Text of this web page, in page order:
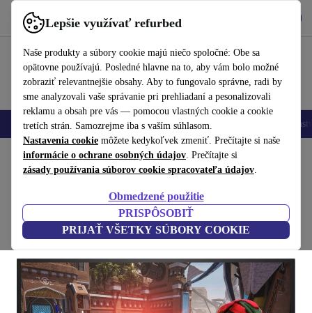
Lepšie využívať refurbed
Naše produkty a súbory cookie majú niečo spoločné: Obe sa
opätovne používajú. Posledné hlavne na to, aby vám bolo možné
zobraziť relevantnejšie obsahy. Aby to fungovalo správne, radi by
sme analyzovali vaše správanie pri prehliadaní a pesonalizovali
reklamu a obsah pre vás — pomocou vlastných cookie a cookie
tretích strán. Samozrejme iba s vaším súhlasom.
Nastavenia cookie môžete kedykoľvek zmeniť. Prečítajte si naše
informácie o ochrane osobných údajov. Prečítajte si
zásady používania súborov cookie spracovateľa údajov.
Obmedzené použitie
PRISPÔSOBIŤ
PRIJAŤ VŠETKY SÚBORY COOKIE
používať refurbed rýchlo a jednoducho
Mobilné telefóny Laptopy Tablety Inteligentné hodinky
Domov Produkty Monitory
Dell G3223D | 31.5"
bez stojana | Čierna
(Zbieranie recenzií)